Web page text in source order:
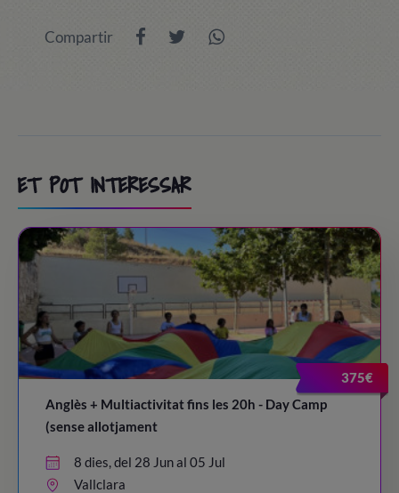
Compartir
ET POT INTERESSAR
375€
Anglès + Multiactivitat fins les 20h - Day Camp
(sense allotjament
8 dies, del 28 Jun al 05 Jul
Vallclara